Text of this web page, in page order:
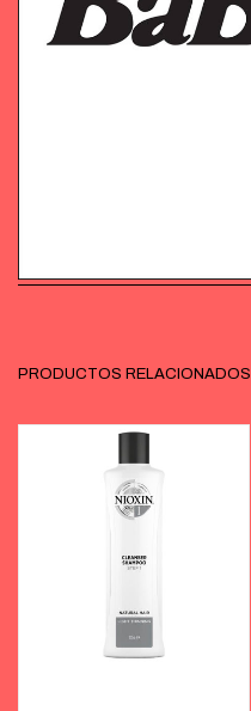
PRODUCTOS RELACIONADOS